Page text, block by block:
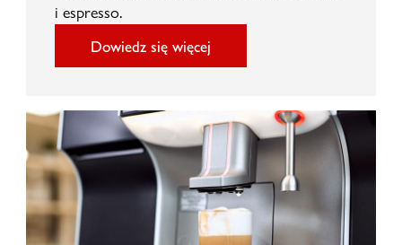
i espresso.
Dowiedz się więcej